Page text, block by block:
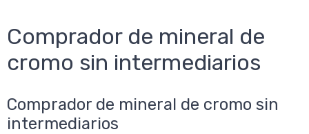
Comprador de mineral de
cromo sin intermediarios
Comprador de mineral de cromo sin
intermediarios